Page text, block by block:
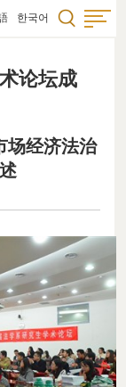
한국어
论坛成
经济法治